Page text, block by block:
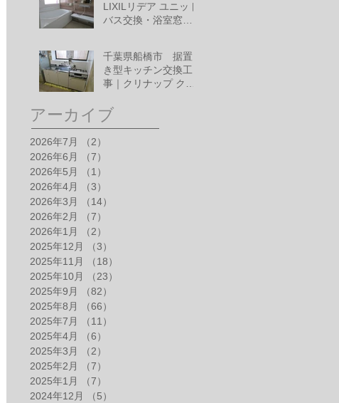
LIXILリデア ユニット
バス交換・浴室窓改
千葉県船橋市 据置
き型キッチン交換工
事｜クリナップ クリ
5月28日
アーカイブ
2026年7月 （2）
2026年6月
（7）
2026年5月
（1）
2026年4月
（3）
2026年3月
（14）
2026年2月
（7）
2026年1月
（2）
2025年12月
（3）
2025年11月
（18）
2025年10月
（23）
2025年9月
（82）
2025年8月
（66）
2025年7月
（11）
2025年4月
（6）
2025年3月
（2）
2025年2月
（7）
2025年1月
（7）
2024年12月
（5）